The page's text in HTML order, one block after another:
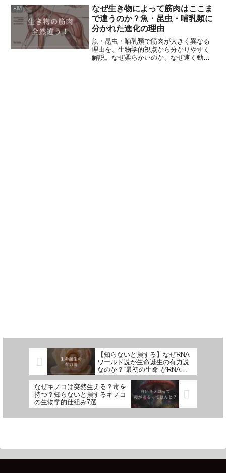
は、地球温暖化や生物多様性の喪失、外
来種問題など、環境問題と直結したテー
マとして注目されていますが、生態学は
単なる「自然観察」ではなく、数学、化
学、物理学、情報科学までを駆使する総
合科学です。
人間
なぜ生き物によって筋肉はここま
で違うのか？魚・昆虫・哺乳類に
分かれた進化の理由
魚・昆虫・哺乳類で筋肉が大きく異なる
理由を、生物学的視点から分かりやすく
解説。なぜ柔らかいのか、なぜ速く動け
【知らないと損する】なぜRNA
ワールド説が生命誕生の有力説
なのか？“最初の生命”がRNAだ
った理由7選
なぜキノコは突然生える？毒を
持つ？知らないと損するキノコ
の生物学的仕組み7選